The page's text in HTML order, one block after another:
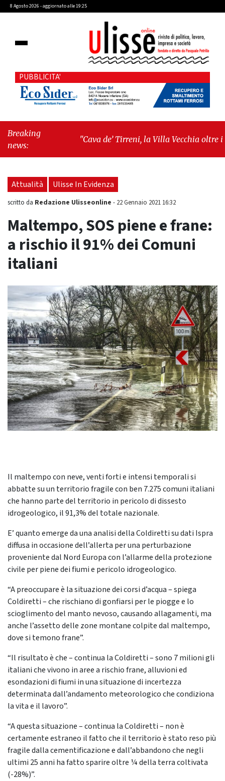
8 Agosto 2026 - aggiornato alle 19:25
PUBBLICITA'
Breaking
news:
"Cava de’ Tirreni, la Villa Vecchia oltre i
seduta consiliare: “Serve chiarezza!”"
Attualità Ulisse In Evidenza
scritto da Redazione Ulisseonline - 22 Gennaio 2021 16:32
Maltempo, SOS piene e frane:
a rischio il 91% dei Comuni
italiani
Il maltempo con neve, venti forti e intensi temporali si
abbatte su un territorio fragile con ben 7.275 comuni italiani
che hanno parte del territorio in pericolo di dissesto
idrogeologico, il 91,3% del totale nazionale.
E’ quanto emerge da una analisi della Coldiretti su dati Ispra
diffusa in occasione dell’allerta per una perturbazione
proveniente dal Nord Europa con l’allarme della protezione
civile per piene dei fiumi e pericolo idrogeologico.
“A preoccupare è la situazione dei corsi d’acqua – spiega
Coldiretti – che rischiano di gonfiarsi per le piogge e lo
scioglimento del manto nevoso, causando allagamenti, ma
anche l’assetto delle zone montane colpite dal maltempo,
dove si temono frane”.
“Il risultato è che – continua la Coldiretti – sono 7 milioni gli
italiani che vivono in aree a rischio frane, alluvioni ed
esondazioni di fiumi in una situazione di incertezza
determinata dall’andamento meteorologico che condiziona
la vita e il lavoro”.
“A questa situazione – continua la Coldiretti – non è
certamente estraneo il fatto che il territorio è stato reso più
fragile dalla cementificazione e dall’abbandono che negli
ultimi 25 anni ha fatto sparire oltre ¼ della terra coltivata
(-28%)”.